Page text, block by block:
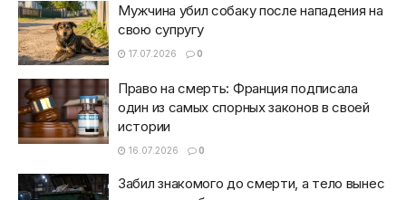
Мужчина убил собаку после нападения на
свою супругу
17.07.2026 0
Право на смерть: Франция подписала
один из самых спорных законов в своей
истории
16.07.2026 0
Забил знакомого до смерти, а тело вынес